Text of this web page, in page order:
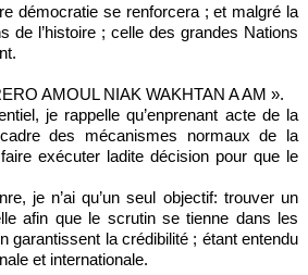
démocratie se renforcera ; et malgré la
l’histoire ; celle des grandes Nations
AMOUL NIAK WAKHTAN A AM ».
je rappelle qu’enprenant acte de la
des mécanismes normaux de la
exécuter ladite décision pour que le
je n’ai qu’un seul objectif: trouver un
afin que le scrutin se tienne dans les
garantissent la crédibilité ; étant entendu
et internationale.